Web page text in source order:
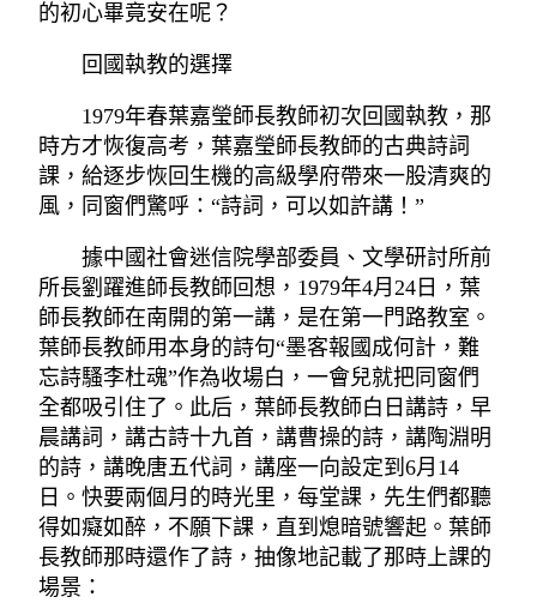
的初心畢竟安在呢？
回國執教的選擇
1979年春葉嘉瑩師長教師初次回國執教，那
時方才恢復高考，葉嘉瑩師長教師的古典詩詞
課，給逐步恢回生機的高級學府帶來一股清爽的
風，同窗們驚呼：“詩詞，可以如許講！”
據中國社會迷信院學部委員、文學研討所前
所長劉躍進師長教師回想，1979年4月24日，葉
師長教師在南開的第一講，是在第一門路教室。
葉師長教師用本身的詩句“墨客報國成何計，難
忘詩騷李杜魂”作為收場白，一會兒就把同窗們
全都吸引住了。此后，葉師長教師白日講詩，早
晨講詞，講古詩十九首，講曹操的詩，講陶淵明
的詩，講晚唐五代詞，講座一向設定到6月14
日。快要兩個月的時光里，每堂課，先生們都聽
得如癡如醉，不願下課，直到熄暗號響起。葉師
長教師那時還作了詩，抽像地記載了那時上課的
場景：